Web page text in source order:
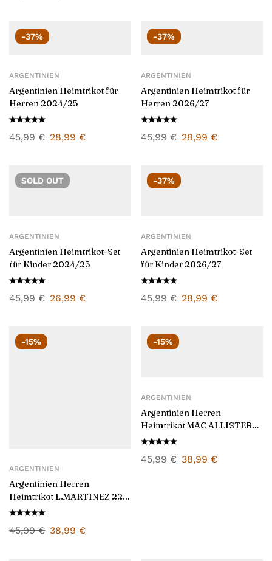
-37%
ARGENTINIEN
Argentinien Heimtrikot für
Herren 2024/25
45,99€ 28,99 €
-37%
ARGENTINIEN
Argentinien Heimtrikot für
Herren 2026/27
45,99€ 28,99 €
SOLD OUT
ARGENTINIEN
Argentinien Heimtrikot-Set
für Kinder 2024/25
45,99€ 26,99 €
-37%
ARGENTINIEN
Argentinien Heimtrikot-Set
für Kinder 2026/27
45,99€ 28,99 €
-15%
ARGENTINIEN
Argentinien Herren
Heimtrikot L.MARTINEZ 22
2026/27
45,99€ 38,99 €
-15%
ARGENTINIEN
Argentinien Herren
Heimtrikot MAC ALLISTER
20 2026/27
45,99€ 38,99 €